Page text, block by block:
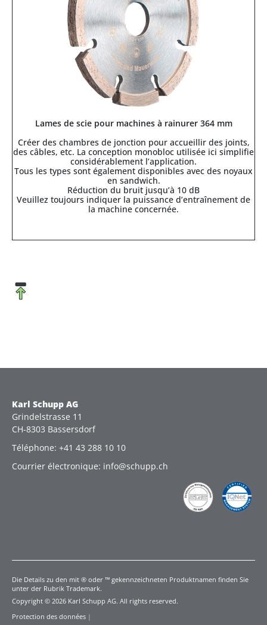
Lames de scie pour machines à rainurer 364 mm
Créer des chambres de jonction pour accueillir des joints,
des câbles, etc. La conception monobloc utilisée ici simplifie
considérablement l’application.
Tous les types sont également disponibles avec des noyaux
en sandwich.
Réduction du bruit jusqu’à 10 dB
Veuillez toujours indiquer la puissance d’entraînement de
la machine concernée.
Karl Schupp AG
Grindelstrasse 11
CH-8303 Bassersdorf
Téléphone: +41 43 288 10 10
Courrier électronique: info@schupp.ch
Die Details zu den mit ® oder ™ gekennzeichneten Produktnamen finden Sie
unter der Rubrik Trademark.
Copyright © 2026 Karl Schupp AG. All rights reserved.
Protection des données |